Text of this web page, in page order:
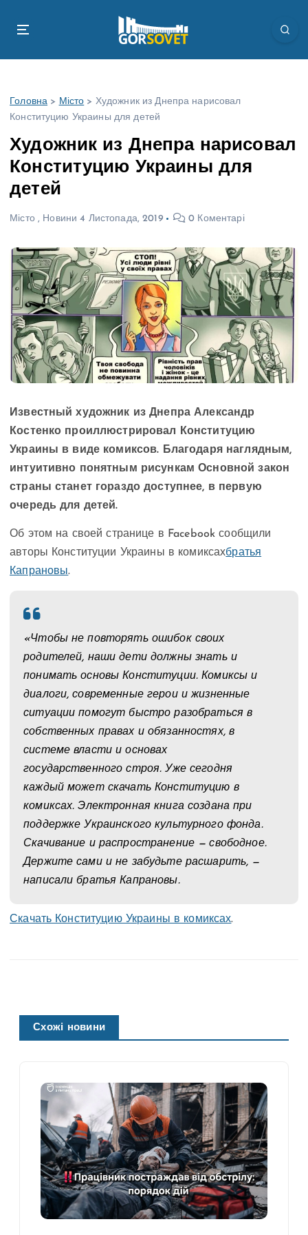
Головна > Місто > Художник из Днепра нарисовал
Конституцию Украины для детей
Художник из Днепра нарисовал
Конституцию Украины для
детей
Місто, Новини 4 Листопада, 2019 0 Коментарі
Известный художник из Днепра Александр
Костенко проиллюстрировал Конституцию
Украины в виде комиксов. Благодаря наглядным,
интуитивно понятным рисункам Основной закон
страны станет гораздо доступнее, в первую
очередь для детей.
Об этом на своей странице в Facebook сообщили
авторы Конституции Украины в комиксахбратья
Капрановы.
«Чтобы не повторять ошибок своих
родителей, наши дети должны знать и
понимать основы Конституции. Комиксы и
диалоги, современные герои и жизненные
ситуации помогут быстро разобраться в
собственных правах и обязанностях, в
системе власти и основах
государственного строя. Уже сегодня
каждый может скачать Конституцию в
комиксах. Электронная книга создана при
поддержке Украинского культурного фонда.
Скачивание и распространение — свободное.
Держите сами и не забудьте расшарить, —
написали братья Капрановы.
Скачать Конституцию Украины в комиксах.
Схожі новини